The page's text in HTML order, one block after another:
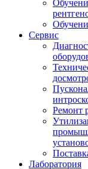
Сервис
Ремонт
Лаборатория